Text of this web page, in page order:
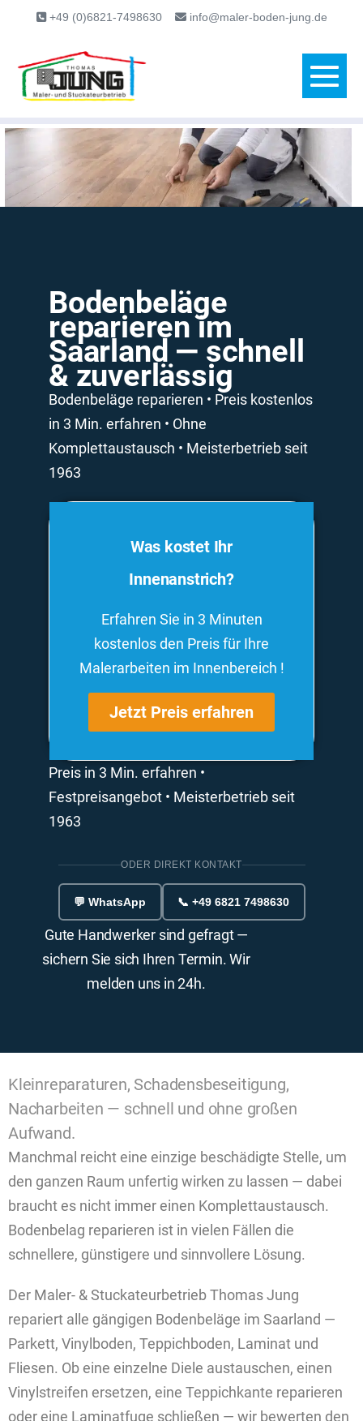
content +49 (0)6821-7498630 info@maler-boden-jung.de
Bodenbeläge
reparieren im
Saarland — schnell
& zuverlässig
Bodenbeläge reparieren • Preis kostenlos
in 3 Min. erfahren • Ohne
Komplettaustausch • Meisterbetrieb seit
1963
Was kostet Ihr
Innenanstrich?
Erfahren Sie in 3 Minuten
kostenlos den Preis für Ihre
Malerarbeiten im Innenbereich !
Jetzt Preis erfahren
Preis in 3 Min. erfahren •
Festpreisangebot • Meisterbetrieb seit
1963
ODER DIREKT KONTAKT
💬 WhatsApp 📞 +49 6821 7498630
Gute Handwerker sind gefragt —
sichern Sie sich Ihren Termin. Wir
melden uns in 24h.
Kleinreparaturen, Schadensbeseitigung,
Nacharbeiten — schnell und ohne großen
Aufwand.
Manchmal reicht eine einzige beschädigte Stelle, um
den ganzen Raum unfertig wirken zu lassen — dabei
braucht es nicht immer einen Komplettaustausch.
Bodenbelag reparieren ist in vielen Fällen die
schnellere, günstigere und sinnvollere Lösung.
Der Maler- & Stuckateurbetrieb Thomas Jung
repariert alle gängigen Bodenbeläge im Saarland —
Parkett, Vinylboden, Teppichboden, Laminat und
Fliesen. Ob eine einzelne Diele austauschen, einen
Vinylstreifen ersetzen, eine Teppichkante reparieren
oder eine Laminatfuge schließen — wir bewerten den